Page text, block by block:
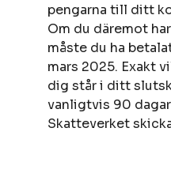
pengarna till ditt
Om du däremot
måste du ha
mars 2025. Exakt
dig står i ditt
vanligtvis 90
Skatteverket